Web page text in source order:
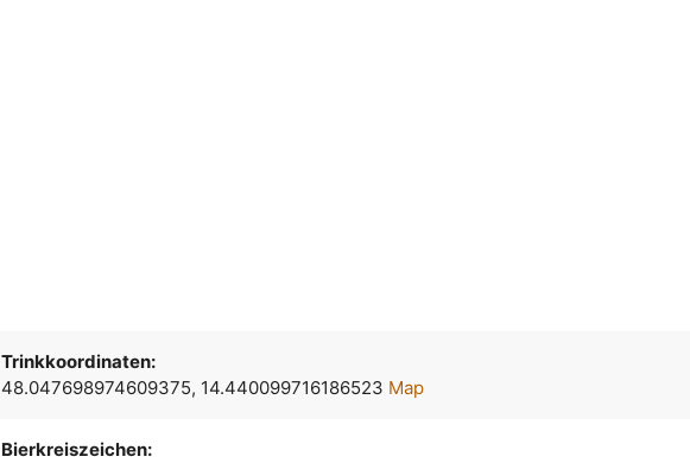
Trinkkoordinaten:
48.047698974609375, 14.440099716186523 Map
Bierkreiszeichen: